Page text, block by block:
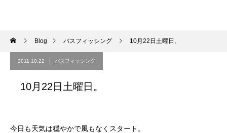
Blog バスフィッシング 10月22日土曜日。
2011.10.22 バスフィッシング
10月22日土曜日。
今日も天気は穏やかで風もなくスタート。